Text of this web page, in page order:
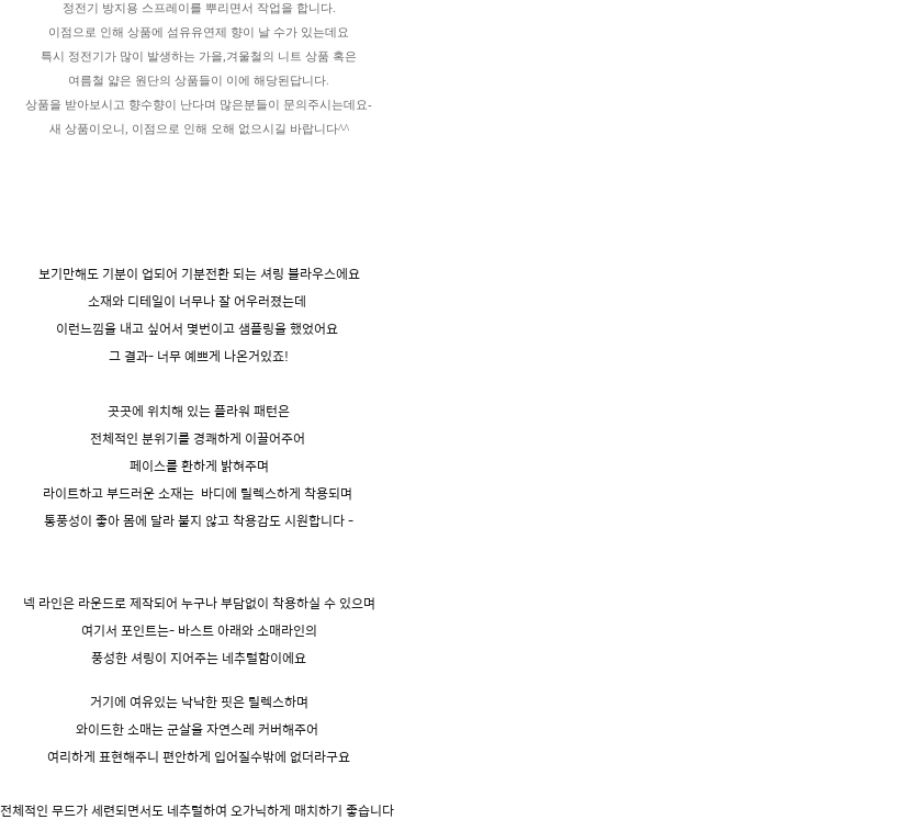
정전기 방지용 스프레이를 뿌리면서 작업을 합니다.
이점으로 인해 상품에 섬유유연제 향이 날 수가 있는데요
특시 정전기가 많이 발생하는 가을,겨울철의 니트 상품 혹은
여름철 얇은 원단의 상품들이 이에 해당된답니다.
상품을 받아보시고 향수향이 난다며 많은분들이 문의주시는데요-
새 상품이오니, 이점으로 인해 오해 없으시길 바랍니다^^
보기만해도 기분이 업되어 기분전환 되는 셔링 블라우스에요
소재와 디테일이 너무나 잘 어우러졌는데
이런느낌을 내고 싶어서 몇번이고 샘플링을 했었어요
그 결과- 너무 예쁘게 나온거있죠!
곳곳에 위치해 있는 플라워 패턴은
전체적인 분위기를 경쾌하게 이끌어주어
페이스를 환하게 밝혀주며
라이트하고 부드러운 소재는 바디에 릴렉스하게 착용되며
통풍성이 좋아 몸에 달라 붙지 않고 착용감도 시원합니다-
넥 라인은 라운드로 제작되어 누구나 부담없이 착용하실 수 있으며
여기서 포인트는- 바스트 아래와 소매라인의
풍성한 셔링이 지어주는 네추럴함이에요
거기에 여유있는 낙낙한 핏은 릴렉스하며
와이드한 소매는 군살을 자연스레 커버해주어
여리하게 표현해주니 편안하게 입어질수밖에 없더라구요
전체적인 무드가 세련되면서도 네추럴하여 오가닉하게 매치하기 좋습니다